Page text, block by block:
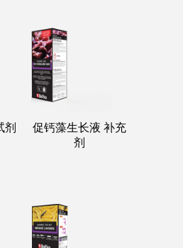
剂
促钙藻生长液 补充
剂